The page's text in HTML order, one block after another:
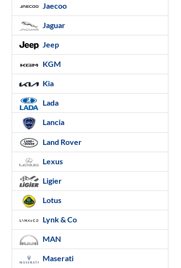
Jaecoo
Jaguar
Jeep
KGM
Kia
Lada
Lancia
Land Rover
Lexus
Ligier
Lotus
Lynk & Co
MAN
Maserati